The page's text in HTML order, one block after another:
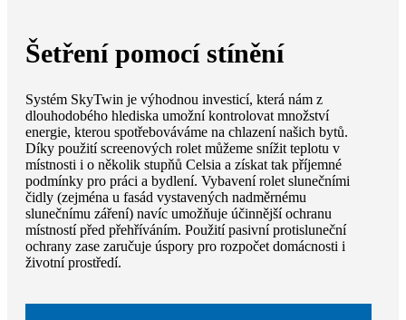
Šetření pomocí stínění
Systém SkyTwin je výhodnou investicí, která nám z
dlouhodobého hlediska umožní kontrolovat množství
energie, kterou spotřebováváme na chlazení našich bytů.
Díky použití screenových rolet můžeme snížit teplotu v
místnosti i o několik stupňů Celsia a získat tak příjemné
podmínky pro práci a bydlení. Vybavení rolet slunečními
čidly (zejména u fasád vystavených nadměrnému
slunečnímu záření) navíc umožňuje účinnější ochranu
místností před přehříváním. Použití pasivní protisluneční
ochrany zase zaručuje úspory pro rozpočet domácnosti i
životní prostředí.